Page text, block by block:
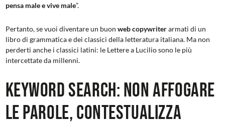
pensa male e vive male”.
Pertanto, se vuoi diventare un buon web copywriter armati di un
libro di grammatica e dei classici della letteratura italiana. Ma non
perderti anche i classici latini: le Lettere a Lucilio sono le più
intercettate da millenni.
Keyword Search: non affogare
le parole, contestualizza